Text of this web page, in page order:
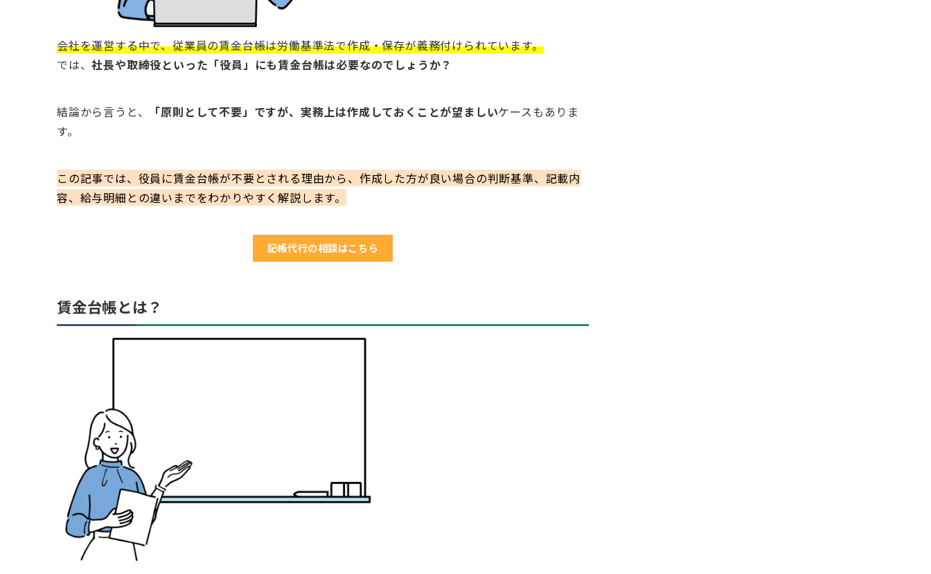
会社を運営する中で、従業員の賃金台帳は労働基準法で作成・保存が義務付けられています。
では、社長や取締役といった「役員」にも賃金台帳は必要なのでしょうか？
結論から言うと、 「原則として不要」ですが、実務上は作成しておくことが望ましいケースもありま
す。
この記事では、役員に賃金台帳が不要とされる理由から、作成した方が良い場合の判断基準、記載内
容、給与明細との違いまでをわかりやすく解説します。
記帳代行の相談はこちら
賃金台帳とは？